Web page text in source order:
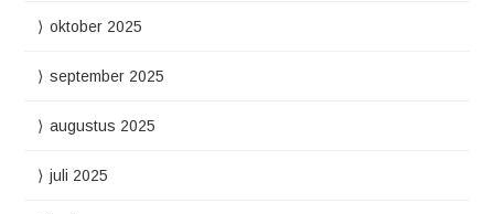
oktober 2025
september 2025
augustus 2025
juli 2025